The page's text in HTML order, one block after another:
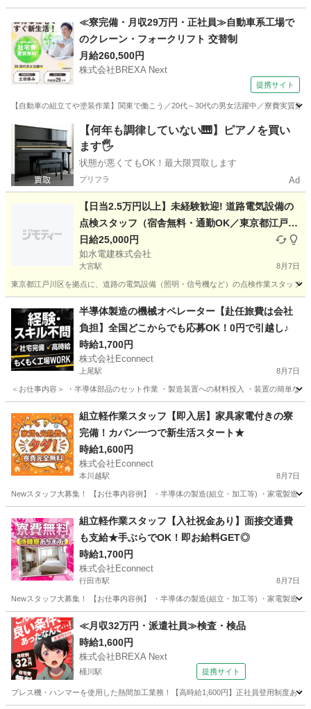
軽作業 助手
≪寮完備・月収29万円・正社員≫自動車系工場で
のクレーン・フォークリフト 交替制
月給260,500円
株式会社BREXA Next
提携サイト
【自動車の組立てや塗装作業】関東で働こう／20代～30代の男女活躍中／寮費実質
埼玉 その他
【何年も調律していない🎹】ピアノを買い
ます🖐️
状態が悪くてもOK！最大限買取します
プリフラ Ad
【日当2.5万円以上】未経験歓迎! 道路電気設備の
点検スタッフ（宿舎無料・通勤OK／東京都江戸川
区拠点・1名募集）
日給25,000円
如水電建株式会社
大宮駅 8月7日
東京都江戸川区を拠点に、道路の電気設備（照明・信号機など）の点検作業スタッフ
大宮駅 その他 スタッフ
半導体製造の機械オペレーター【赴任旅費は会社
負担】全国どこからでも応募OK！0円で引越し♪
時給1,700円
株式会社Econnect
上尾駅 8月7日
＜お仕事内容＞ ・半導体部品のセット作業 ・製造装置への材料投入 ・装置の簡単な
上尾駅 工場 スタッフ
組立軽作業スタッフ【即入居】家具家電付きの寮
完備！カバン一つで新生活スタート★
時給1,600円
株式会社Econnect
本川越駅 8月7日
Newスタッフ大募集！ 【お仕事内容例】 ・半導体の製造(組立・加工等) ・家電製造
本川越駅 工場 スタッフ
組立軽作業スタッフ【入社祝金あり】面接交通費
も支給★手ぶらでOK！即お給料GET◎
時給1,700円
株式会社Econnect
行田市駅 8月7日
Newスタッフ大募集！ 【お仕事内容例】 ・半導体の製造(組立・加工等) ・家電製造
埼玉 行田市 行田市駅 工場 スタッフ
≪月収32万円・派遣社員≫検査・検品
時給1,600円
株式会社BREXA Next
桶川駅 提携サイト
プレス機・ハンマーを使用した熱間加工業務！【高時給1,600円】正社員登用制度あ